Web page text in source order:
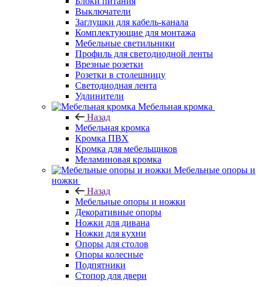
Выключатели
Заглушки для кабель-канала
Комплектующие для монтажа
Мебельные светильники
Профиль для светодиодной ленты
Врезные розетки
Розетки в столешницу
Светодиодная лента
Удлинители
Мебельная кромка
Назад
Мебельная кромка
Кромка ПВХ
Кромка для мебельщиков
Меламиновая кромка
Мебельные опоры и
ножки
Назад
Мебельные опоры и ножки
Декоративные опоры
Ножки для дивана
Ножки для кухни
Опоры для столов
Опоры колесные
Подпятники
Стопор для двери